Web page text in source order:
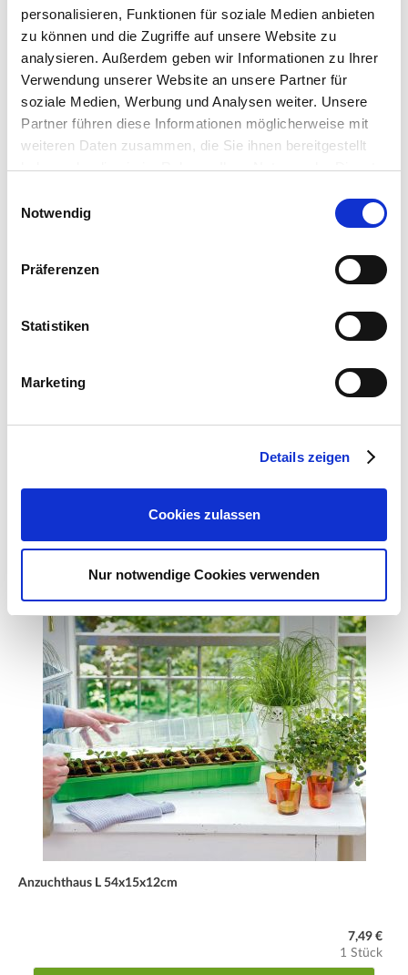
personalisieren, Funktionen für soziale Medien anbieten
zu können und die Zugriffe auf unsere Website zu
analysieren. Außerdem geben wir Informationen zu Ihrer
Verwendung unserer Website an unsere Partner für
soziale Medien, Werbung und Analysen weiter. Unsere
Partner führen diese Informationen möglicherweise mit
weiteren Daten zusammen, die Sie ihnen bereitgestellt
haben oder die sie im Rahmen Ihrer Nutzung der Dienste
betätigen Sie anschließend den "OK"-Button:
Notwendig
Präferenzen
Statistiken
Marketing
Details zeigen
Cookies zulassen
Nur notwendige Cookies verwenden
F1-Hybriden sind die ersten Nachkommen aus einer
Kreuzung aus Vaterlinie und Mutterlinie. F1-Hybriden sind
ertragreicher, wüchsiger, blühwilliger und widerstandsfähiger
gegen Krankheiten.
Lieferumfang
SPERLI GmbH
Webseite: https://www.sperli.de/
Anzuchthaus L 54x15x12cm
7,49 €
1 Stück